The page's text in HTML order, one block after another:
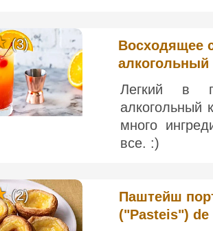
Восходящее
алкогольный
Легкий в
алкогольный
много
все. :)
(3)
Паштейш
("Pasteis") de
(2)